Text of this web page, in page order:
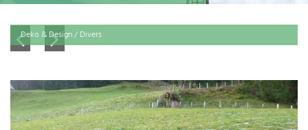
Deko & Design / Divers